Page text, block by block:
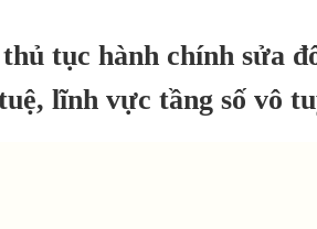
tục hành chính sửa
lĩnh vực tầng số vô